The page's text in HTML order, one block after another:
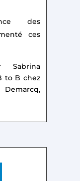
des
ces
Sabrina
to B chez